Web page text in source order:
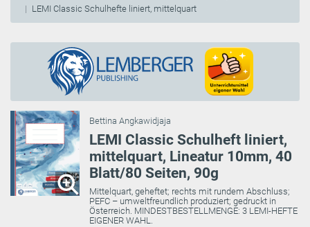
LEMI Classic Schulhefte liniert, mittelquart
Bettina Angkawidjaja
LEMI Classic Schulheft liniert,
mittelquart, Lineatur 10mm, 40
Blatt/80 Seiten, 90g
Mittelquart, geheftet; rechts mit rundem Abschluss;
PEFC – umweltfreundlich produziert; gedruckt in
Österreich. MINDESTBESTELLMENGE: 3 LEMI-HEFTE
EIGENER WAHL.